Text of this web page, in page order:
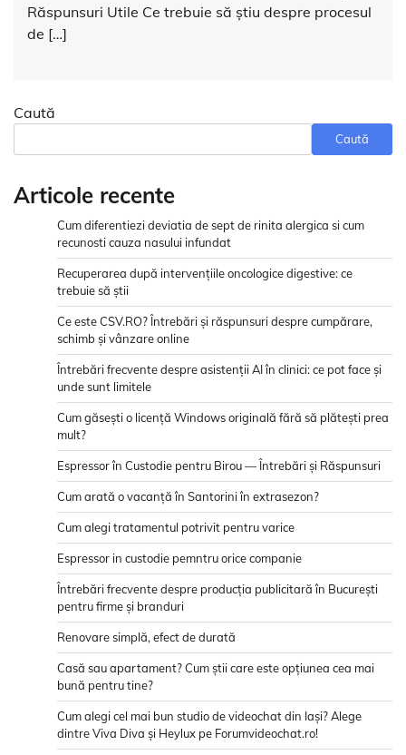
Răspunsuri Utile Ce trebuie să știu despre procesul
de […]
Caută
Caută
Articole recente
Cum diferentiezi deviatia de sept de rinita alergica si cum
recunosti cauza nasului infundat
Recuperarea după intervențiile oncologice digestive: ce
trebuie să știi
Ce este CSV.RO? Întrebări și răspunsuri despre cumpărare,
schimb și vânzare online
Întrebări frecvente despre asistenții AI în clinici: ce pot face și
unde sunt limitele
Cum găsești o licență Windows originală fără să plătești prea
mult?
Espressor în Custodie pentru Birou — Întrebări și Răspunsuri
Cum arată o vacanță în Santorini în extrasezon?
Cum alegi tratamentul potrivit pentru varice
Espressor in custodie pemntru orice companie
Întrebări frecvente despre producția publicitară în București
pentru firme și branduri
Renovare simplă, efect de durată
Casă sau apartament? Cum știi care este opțiunea cea mai
bună pentru tine?
Cum alegi cel mai bun studio de videochat din Iași? Alege
dintre Viva Diva și Heylux pe Forumvideochat.ro!